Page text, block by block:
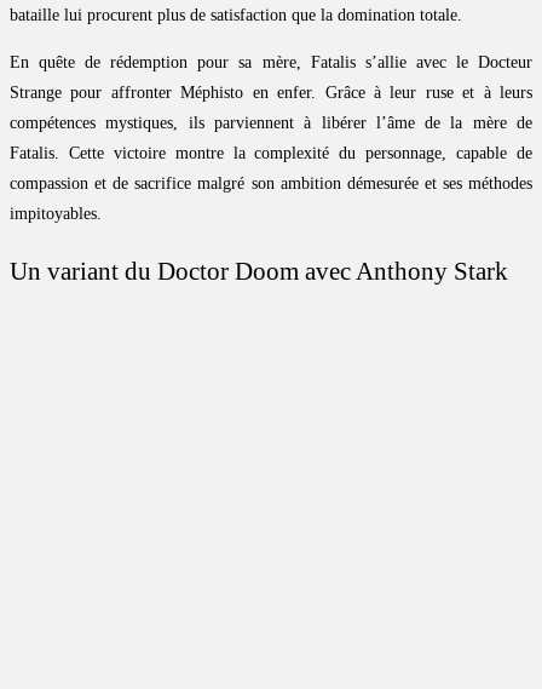
bataille lui procurent plus de satisfaction que la domination totale.
En quête de rédemption pour sa mère, Fatalis s’allie avec le Docteur
Strange pour affronter Méphisto en enfer. Grâce à leur ruse et à leurs
compétences mystiques, ils parviennent à libérer l’âme de la mère de
Fatalis. Cette victoire montre la complexité du personnage, capable de
compassion et de sacrifice malgré son ambition démesurée et ses méthodes
impitoyables.
Un variant du Doctor Doom avec Anthony Stark